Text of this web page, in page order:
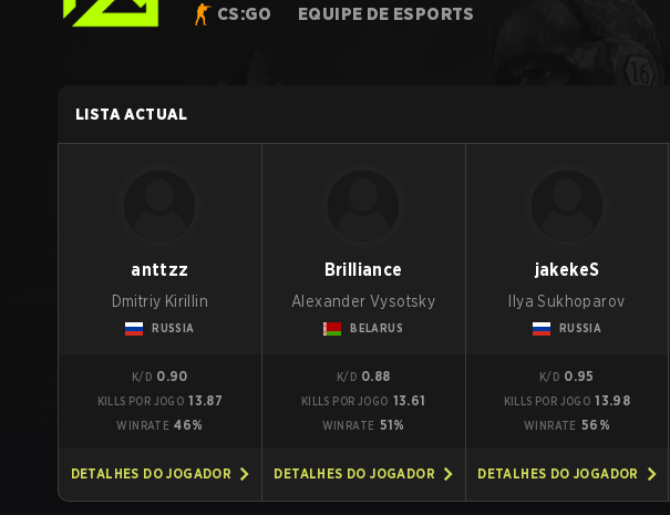
CS:GO EQUIPE DE ESPORTS
LISTA ACTUAL
anttzz
Dmitriy Kirillin
RUSSIA
K/D 0.90
KILLS POR JOGO 13.87
WINRATE 46%
DETALHES DO JOGADOR
Brilliance
Alexander Vysotsky
BELARUS
K/D 0.88
KILLS POR JOGO 13.61
WINRATE 51%
DETALHES DO JOGADOR
jakekeS
Ilya Sukhoparov
RUSSIA
K/D 0.95
KILLS POR JOGO 13.98
WINRATE 56%
DETALHES DO JOGADOR